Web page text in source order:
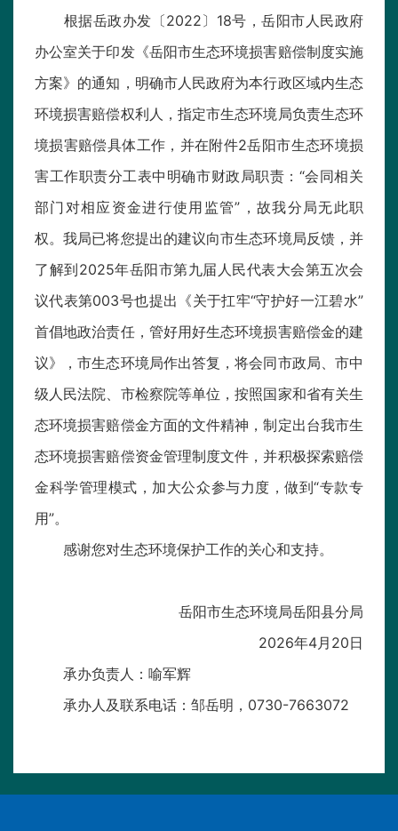
根据岳政办发〔2022〕18号，岳阳市人民政府
办公室关于印发《岳阳市生态环境损害赔偿制度实施
方案》的通知，明确市人民政府为本行政区域内生态
环境损害赔偿权利人，指定市生态环境局负责生态环
境损害赔偿具体工作，并在附件2岳阳市生态环境损
害工作职责分工表中明确市财政局职责：“会同相关
部门对相应资金进行使用监管”，故我分局无此职
权。我局已将您提出的建议向市生态环境局反馈，并
了解到2025年岳阳市第九届人民代表大会第五次会
议代表第003号也提出《关于扛牢“守护好一江碧水”
首倡地政治责任，管好用好生态环境损害赔偿金的建
议》，市生态环境局作出答复，将会同市政局、市中
级人民法院、市检察院等单位，按照国家和省有关生
态环境损害赔偿金方面的文件精神，制定出台我市生
态环境损害赔偿资金管理制度文件，并积极探索赔偿
金科学管理模式，加大公众参与力度，做到“专款专
用”。
感谢您对生态环境保护工作的关心和支持。
岳阳市生态环境局岳阳县分局
2026年4月20日
承办负责人：喻军辉
承办人及联系电话：邹岳明，0730-7663072